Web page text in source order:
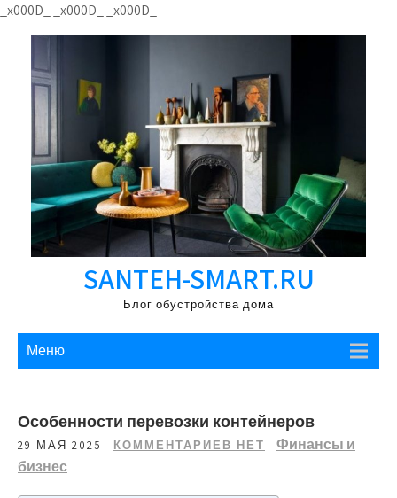
_x000D_ _x000D_ _x000D_
к
SANTEH-SMART.RU
Блог обустройства дома
Меню
Особенности перевозки контейнеров
29 МАЯ 2025 КОММЕНТАРИЕВ НЕТ
Финансы и
бизнес